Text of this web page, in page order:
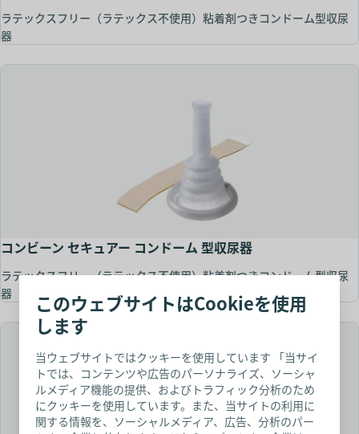
このウェブサイトはCookieを使用
します
当ウェブサイトではクッキーを使用しています 「当サイ
トでは、コンテンツや広告のパーソナライズ、ソーシャ
ルメディア機能の提供、およびトラフィック分析のため
にクッキーを使用しています。また、当サイトの利用に
関する情報を、ソーシャルメディア、広告、分析のパー
ラテックスフリー（ラテックス不使用）粘着剤つきコンドーム型収尿
器
コンビーン セキュアー コンドーム 型収尿器
ラテックスフリー（ラテックス不使用）粘着剤つきコンドーム型収尿
器